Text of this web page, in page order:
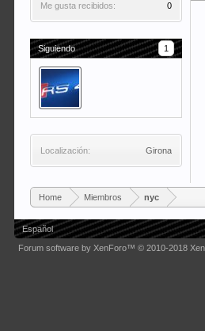
Me gusta recibidos:
0
Siguiendo 1
Localización: Girona
Home Miembros nyc
Español
Forum software by XenForo™© 2010-2018